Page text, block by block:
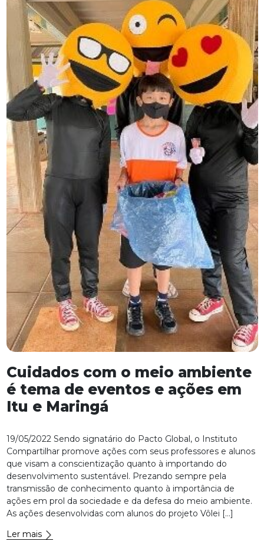
Cuidados com o meio ambiente
é tema de eventos e ações em
Itu e Maringá
19/05/2022 Sendo signatário do Pacto Global, o Instituto
Compartilhar promove ações com seus professores e alunos
que visam a conscientização quanto à importando do
desenvolvimento sustentável. Prezando sempre pela
transmissão de conhecimento quanto à importância de
ações em prol da sociedade e da defesa do meio ambiente.
As ações desenvolvidas com alunos do projeto Vôlei […]
Ler mais